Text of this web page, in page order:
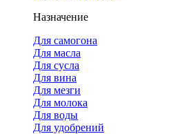
Назначение
Для самогона
Для масла
Для сусла
Для вина
Для мезги
Для молока
Для воды
Для удобрений